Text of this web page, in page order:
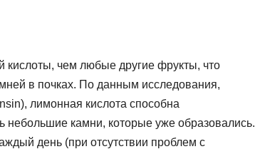
чем любые другие фрукты, что
в почках. По данным исследования,
лимонная кислота способна
небольшие камни, которые уже образовались.
день (при отсутствии проблем с